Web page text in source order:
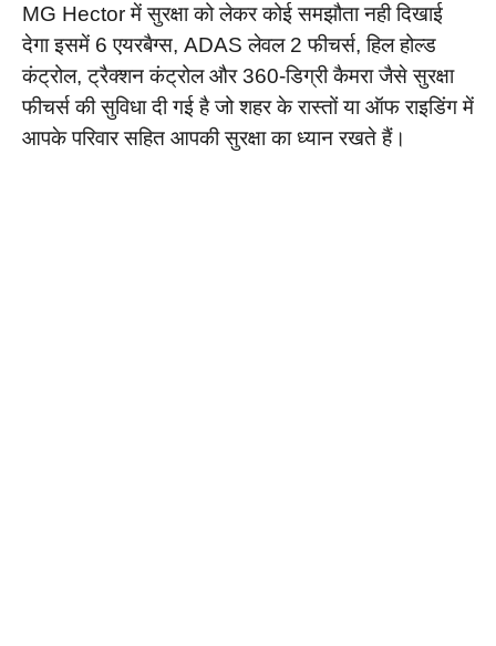
MG Hector में सुरक्षा को लेकर कोई समझौता नही दिखाई
देगा इसमें 6 एयरबैग्स, ADAS लेवल 2 फीचर्स, हिल होल्ड
कंट्रोल, ट्रैक्शन कंट्रोल और 360-डिग्री कैमरा जैसे सुरक्षा
फीचर्स की सुविधा दी गई है जो शहर के रास्तों या ऑफ राइडिंग में
आपके परिवार सहित आपकी सुरक्षा का ध्यान रखते हैं।